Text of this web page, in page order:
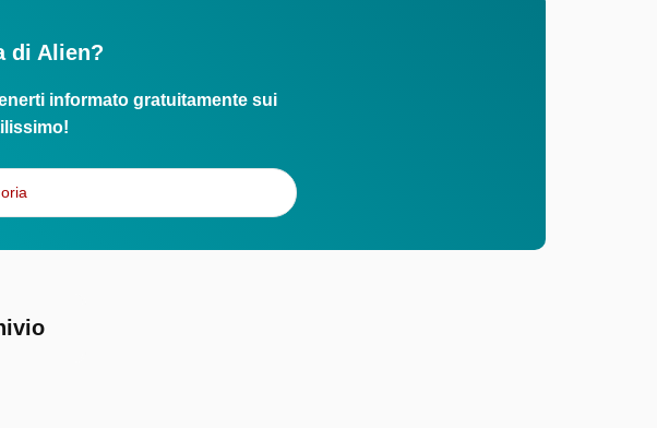
di Alien?
informato gratuitamente sui